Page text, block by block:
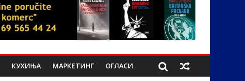
КУХИЊА МАРКЕТИНГ ОГЛАСИ